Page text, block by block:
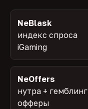
NeBlask
индекс спроса
iGaming
NeOffers
нутра + гемблинг
офферы